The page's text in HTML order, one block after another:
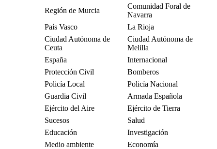
Región de Murcia
Comunidad Foral de
Navarra
País Vasco
La Rioja
Ciudad Autónoma de
Ceuta
Ciudad Autónoma de
Melilla
España
Internacional
Protección Civil
Bomberos
Policía Local
Policía Nacional
Guardia Civil
Armada Española
Ejército del Aire
Ejército de Tierra
Sucesos
Salud
Educación
Investigación
Medio ambiente
Economía